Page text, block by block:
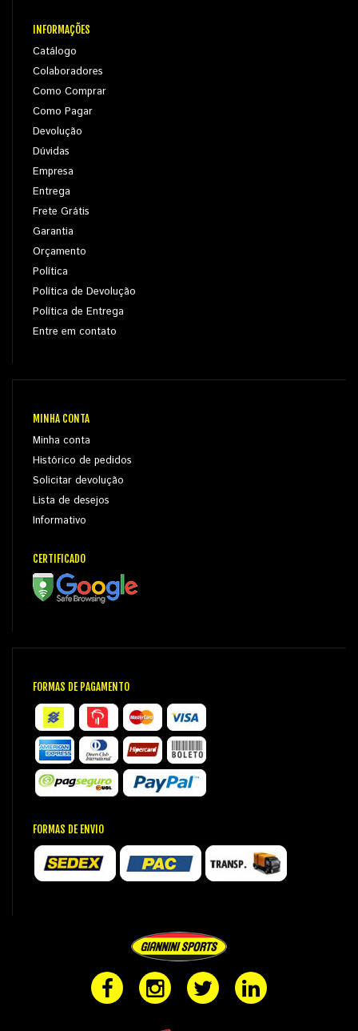
INFORMAÇÕES
Catálogo
Colaboradores
Como Comprar
Como Pagar
Devolução
Dúvidas
Empresa
Entrega
Frete Grátis
Garantia
Orçamento
Política
Política de Devolução
Política de Entrega
Entre em contato
MINHA CONTA
Minha conta
Histórico de pedidos
Solicitar devolução
Lista de desejos
Informativo
CERTIFICADO
FORMAS DE PAGAMENTO
FORMAS DE ENVIO